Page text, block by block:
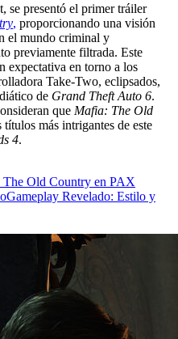
se presentó el primer tráiler
, proporcionando una visión
el mundo criminal y
previamente filtrada. Este
expectativa en torno a los
Take-Two, eclipsados,
de Grand Theft Auto 6.
que Mafia: The Old
más intrigantes de este
4.
The Old Country en PAX
Gameplay Revelado: Estilo y